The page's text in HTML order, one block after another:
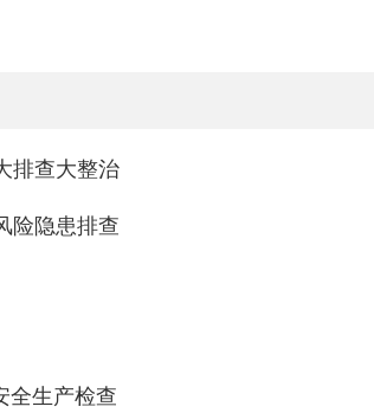
排查大整治
险隐患排查
全生产检查